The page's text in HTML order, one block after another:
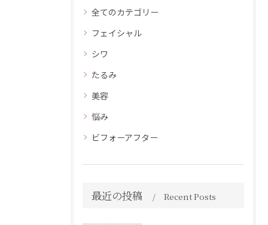
全てのカテゴリー
フェイシャル
シワ
たるみ
美容
悩み
ビフォーアフター
最近の投稿 Recent Posts